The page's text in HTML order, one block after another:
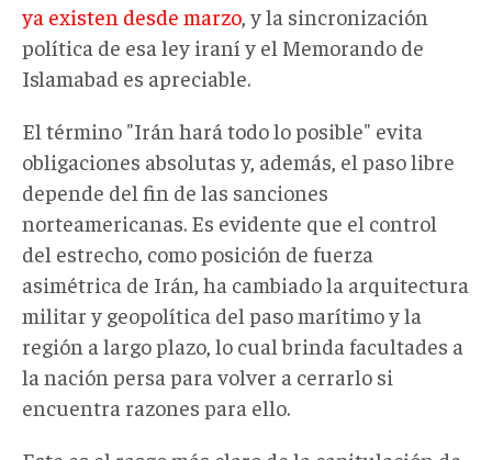
ya existen desde marzo , y la sincronización
política de esa ley iraní y el Memorando de
Islamabad es apreciable.
El término "Irán hará todo lo posible" evita
obligaciones absolutas y, además, el paso libre
depende del fin de las sanciones
norteamericanas. Es evidente que el control
del estrecho, como posición de fuerza
asimétrica de Irán, ha cambiado la arquitectura
militar y geopolítica del paso marítimo y la
región a largo plazo, lo cual brinda facultades a
la nación persa para volver a cerrarlo si
encuentra razones para ello.